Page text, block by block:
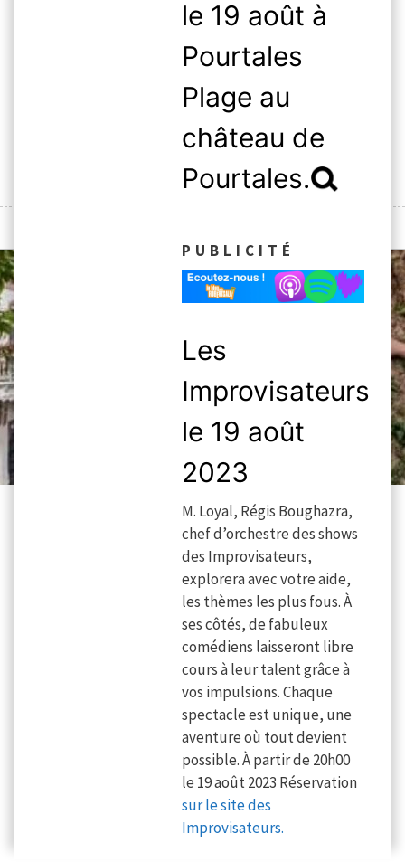
le 19 août à
Pourtales
Plage au
château de
Pourtales.
PUBLICITÉ
Les
Improvisateurs
le 19 août
2023
M. Loyal, Régis Boughazra,
chef d’orchestre des shows
des Improvisateurs,
explorera avec votre aide,
les thèmes les plus fous. À
ses côtés, de fabuleux
comédiens laisseront libre
cours à leur talent grâce à
vos impulsions. Chaque
spectacle est unique, une
aventure où tout devient
possible. À partir de 20h00
le 19 août 2023 Réservation
sur le site des
Improvisateurs.